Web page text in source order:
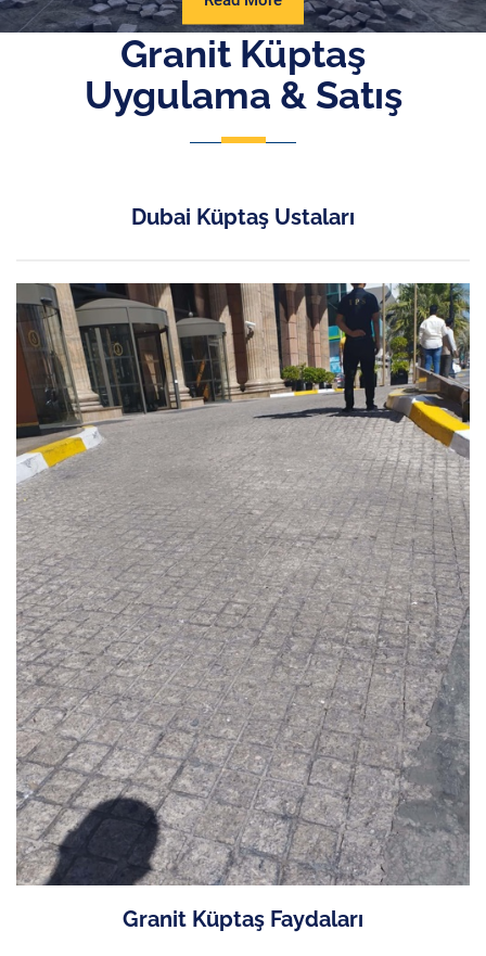
More
Granit Küptaş
Uygulama & Satış
Dubai Küptaş Ustaları
Granit Küptaş Faydaları